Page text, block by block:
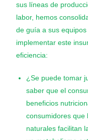
sus líneas de
labor, hemos
de guía a sus
implementar este
eficiencia:
¿Se puede tomar
saber que el
beneficios
consumidores que
naturales facilitan